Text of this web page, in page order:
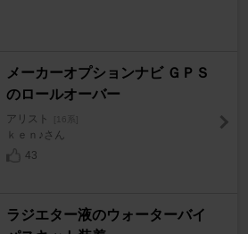
メーカーオプションナビ ＧＰＳ
のロールオーバー
アリスト [16系]
ｋｅｎ♪さん
43
ラジエター液のウォーターバイ